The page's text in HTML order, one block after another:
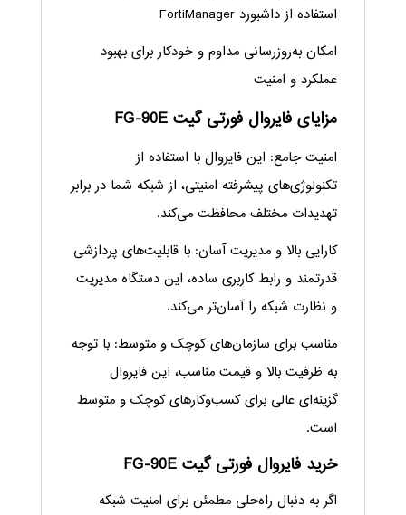
استفاده از داشبورد FortiManager
امکان به‌روزرسانی مداوم و خودکار برای بهبود
عملکرد و امنیت
مزایای فایروال فورتی گیت FG-90E
امنیت جامع: این فایروال با استفاده از
تکنولوژی‌های پیشرفته امنیتی، از شبکه شما در برابر
تهدیدات مختلف محافظت می‌کند.
کارایی بالا و مدیریت آسان: با قابلیت‌های پردازشی
قدرتمند و رابط کاربری ساده، این دستگاه مدیریت
و نظارت شبکه را آسان‌تر می‌کند.
مناسب برای سازمان‌های کوچک و متوسط: با توجه
به ظرفیت بالا و قیمت مناسب، این فایروال
گزینه‌ای عالی برای کسب‌وکارهای کوچک و متوسط
است.
خرید فایروال فورتی گیت FG-90E
اگر به دنبال راه‌حلی مطمئن برای امنیت شبکه